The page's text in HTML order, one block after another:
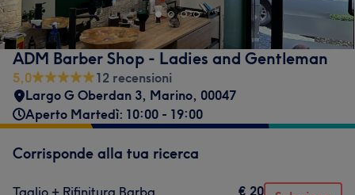
ADM Barber Shop - Ladies and Gentleman
5,0
12 recensioni
Largo G Oberdan 3, Marino, 00047
Aperto Martedì: 10:00 - 19:00
Corrisponde alla tua ricerca
Taglio + Rifinitura Barba
€ 20